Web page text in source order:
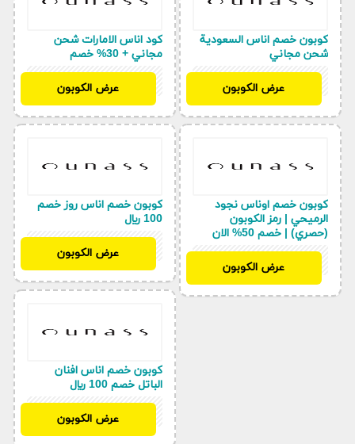
كوبون خصم اناس السعودية
شحن مجاني
عرض الكوبون
كود اناس الامارات شحن
مجاني + 30% خصم
عرض الكوبون
كوبون خصم اوناس نجود
الرميحي | رمز الكوبون
(حصري) | خصم 50% الان
عرض الكوبون
كوبون خصم اناس روز خصم
100 ريال
عرض الكوبون
كوبون خصم اناس افنان
الباتل خصم 100 ريال
عرض الكوبون